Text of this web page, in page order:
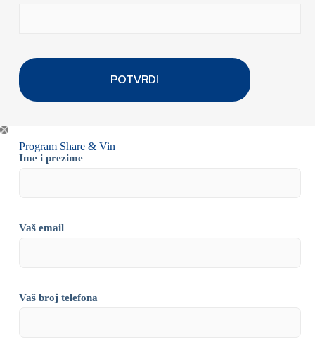
Program Share & Vin
Ime i prezime
Vaš email
Vaš broj telefona